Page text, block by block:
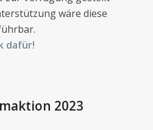
wäre diese
dafür!
2023